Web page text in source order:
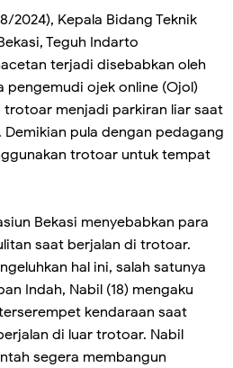
2024), Kepala Bidang Teknik
Teguh Indarto
terjadi disebabkan oleh
ojek online (Ojol)
trotoar menjadi parkiran liar saat
pula dengan pedagang
trotoar untuk tempat
Bekasi menyebabkan para
saat berjalan di trotoar.
hal ini, salah satunya
Indah, Nabil (18) mengaku
kendaraan saat
di luar trotoar. Nabil
segera membangun